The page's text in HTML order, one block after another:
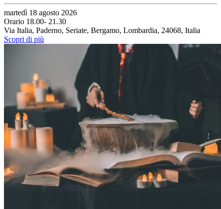
martedì 18 agosto 2026
Orario 18.00- 21.30
Via Italia, Paderno, Seriate, Bergamo, Lombardia, 24068, Italia
Scopri di più